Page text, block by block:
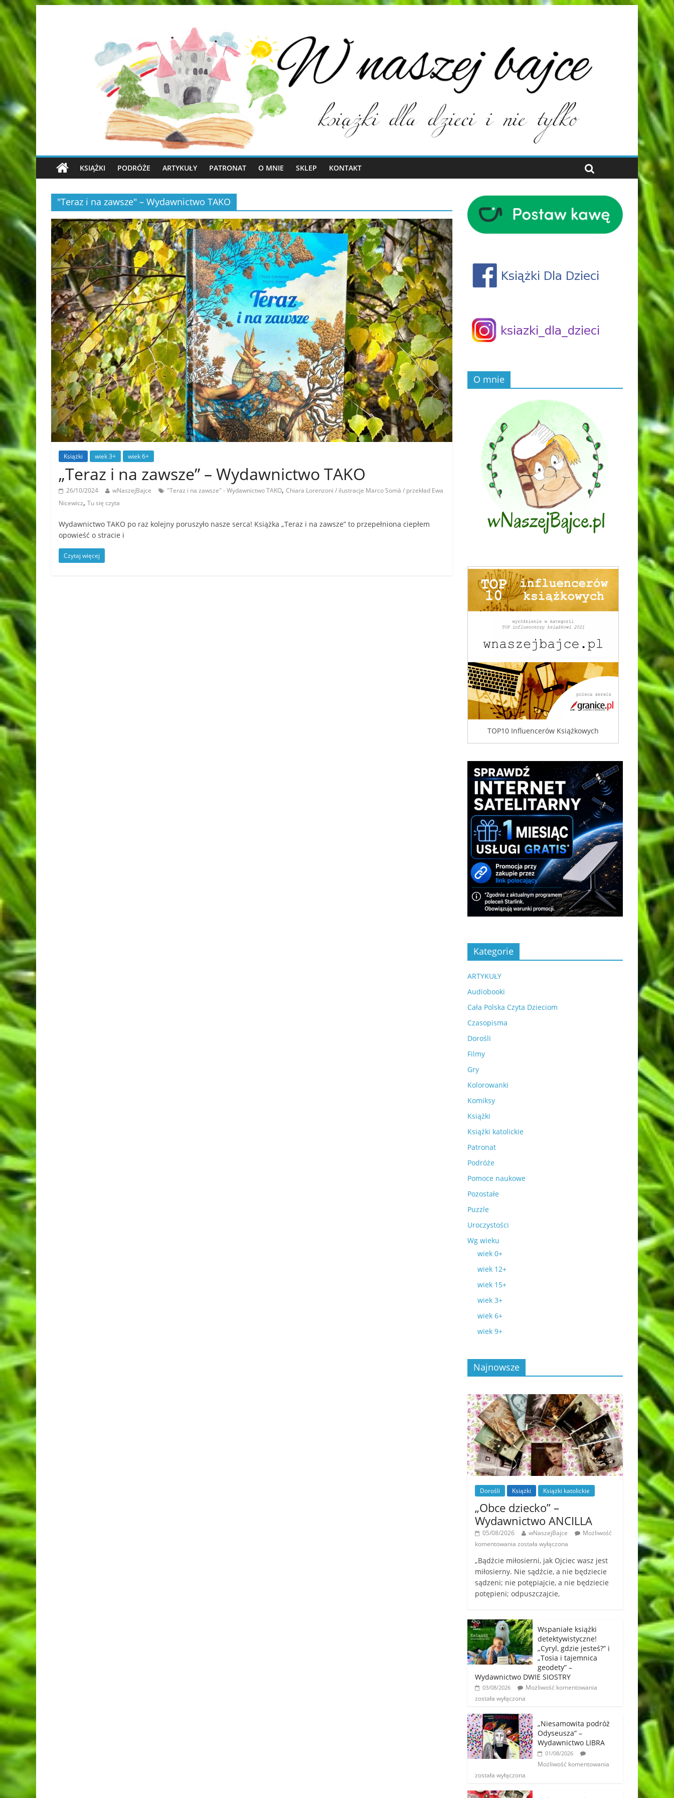
KSIĄŻKI PODRÓŻE ARTYKUŁY PATRONAT O MNIE SKLEP KONTAKT
"Teraz i na zawsze" – Wydawnictwo TAKO
Książki wiek 3+ wiek 6+
„Teraz i na zawsze” – Wydawnictwo TAKO
26/10/2024 wNaszejBajce "Teraz i na zawsze" - Wydawnictwo TAKO, Chiara Lorenzoni / ilustracje Marco Somà / przekład Ewa
Nicewicz, Tu się czyta
Wydawnictwo TAKO po raz kolejny poruszyło nasze serca! Książka „Teraz i na zawsze” to przepełniona ciepłem
opowieść o stracie i
Czytaj więcej
O mnie
TOP10 Influencerów Książkowych
Kategorie
ARTYKUŁY
Audiobooki
Cała Polska Czyta Dzieciom
Czasopisma
Dorośli
Filmy
Gry
Kolorowanki
Komiksy
Książki
Książki katolickie
Patronat
Podróże
Pomoce naukowe
Pozostałe
Puzzle
Uroczystości
Wg wieku
wiek 0+
wiek 12+
wiek 15+
wiek 3+
wiek 6+
wiek 9+
Najnowsze
Dorośli Książki Książki katolickie
„Obce dziecko” –
Wydawnictwo ANCILLA
05/08/2026 wNaszejBajce
Możliwość
komentowania została wyłączona
„Bądźcie miłosierni, jak Ojciec wasz jest
miłosierny. Nie sądźcie, a nie będziecie
sądzeni; nie potępiajcie, a nie będziecie
potępieni; odpuszczajcie,
Wspaniałe książki
detektywistyczne!
„Cyryl, gdzie jesteś?” i
„Tosia i tajemnica
geodety” –
Wydawnictwo DWIE SIOSTRY
03/08/2026
Możliwość komentowania
została wyłączona
„Niesamowita podróż
Odyseusza” –
Wydawnictwo LIBRA
01/08/2026
Możliwość komentowania
została wyłączona